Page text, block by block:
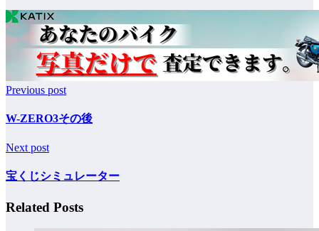
Previous post
W-ZERO3その後
Next post
宝くじシミュレーター
Related Posts